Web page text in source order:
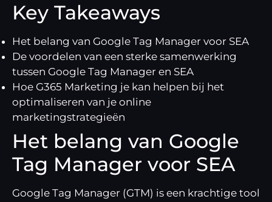
Key Takeaways
Het belang van Google Tag Manager voor SEA
De voordelen van een sterke samenwerking
tussen Google Tag Manager en SEA
Hoe G365 Marketing je kan helpen bij het
optimaliseren van je online
marketingstrategieën
Het belang van Google
Tag Manager voor SEA
Google Tag Manager (GTM) is een krachtige tool